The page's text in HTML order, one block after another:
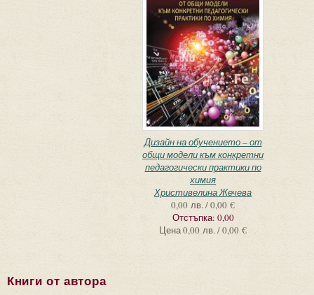
Дизайн на обучението – от
общи модели към конкретни
педагогически практики по
химия
Христивелина Жечева
0,00 лв. / 0,00 €
Отстъпка: 0,00
Цена0,00 лв. / 0,00 €
Книги от автора